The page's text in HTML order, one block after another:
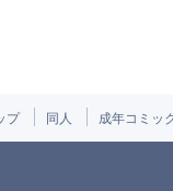
プ 同人 成年コミッ